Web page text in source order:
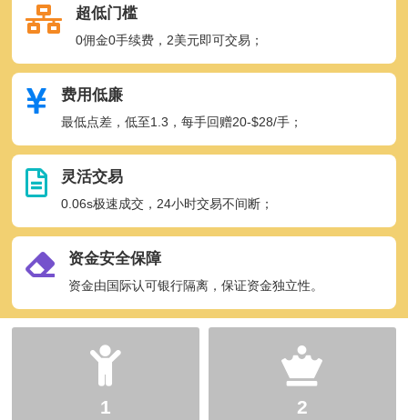
超低门槛
0佣金0手续费，2美元即可交易；
费用低廉
最低点差，低至1.3，每手回赠20-$28/手；
灵活交易
0.06s极速成交，24小时交易不间断；
资金安全保障
资金由国际认可银行隔离，保证资金独立性。
1 2